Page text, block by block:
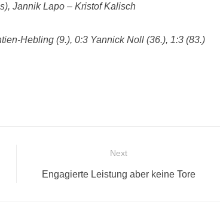
Jannik Lapo – Kristof Kalisch
Hebling (9.), 0:3 Yannick Noll (36.), 1:3 (83.)
Next
Next
Engagierte Leistung aber keine Tore